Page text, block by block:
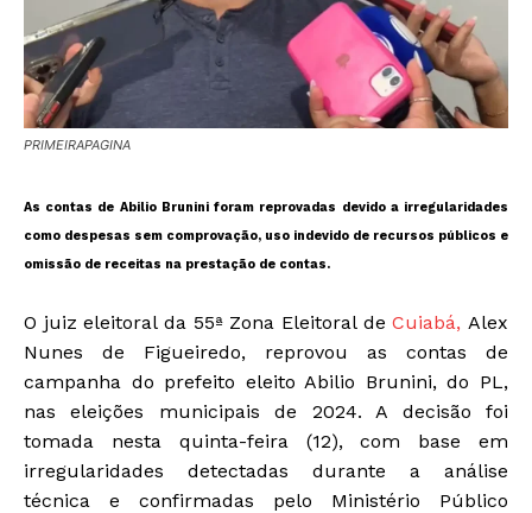
PRIMEIRAPAGINA
As contas de Abilio Brunini foram reprovadas devido a irregularidades
como despesas sem comprovação, uso indevido de recursos públicos e
omissão de receitas na prestação de contas.
O juiz eleitoral da 55ª Zona Eleitoral deCuiabá, Alex
Nunes de Figueiredo, reprovou as contas de
campanha do prefeito eleito Abilio Brunini, do PL,
nas eleições municipais de 2024. A decisão foi
tomada nesta quinta-feira (12), com base em
irregularidades detectadas durante a análise
técnica e confirmadas pelo Ministério Público